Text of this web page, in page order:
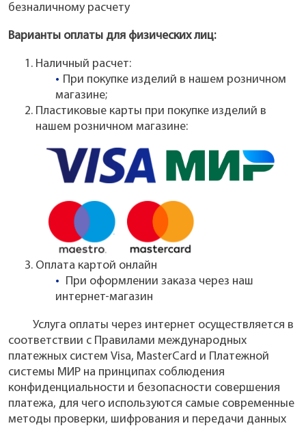
безналичному расчету
Варианты оплаты для физических лиц:
Наличный расчет:
При покупке изделий в нашем розничном
магазине;
Пластиковые карты при покупке изделий в
нашем розничном магазине:
Оплата картой онлайн
При оформлении заказа через наш
интернет-магазин
Услуга оплаты через интернет осуществляется в
соответствии с Правилами международных
платежных систем Visa, MasterCard и Платежной
системы МИР на принципах соблюдения
конфиденциальности и безопасности совершения
платежа, для чего используются самые современные
методы проверки, шифрования и передачи данных